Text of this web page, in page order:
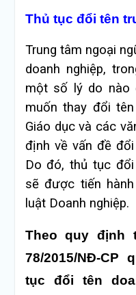
Thủ tục đổi tên
Trung tâm ngoại
doanh nghiệp,
một số lý do nào
muốn thay đổi
Giáo dục và các
định về vấn đề
Do đó, thủ tục
sẽ được tiến
luật Doanh nghiệp.
Theo quy định
78/2015/NĐ-CP
tục đổi tên